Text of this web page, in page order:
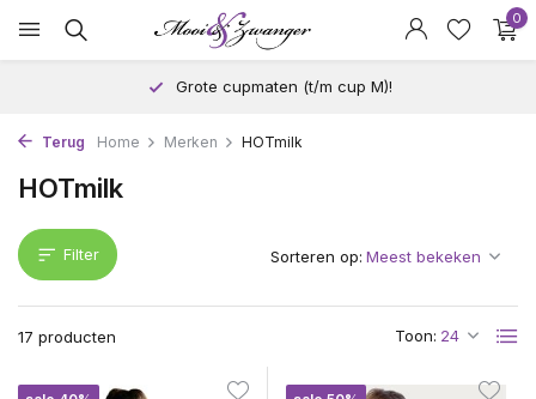
0
Andere maat proberen? Geen probleem!
Terug Home Merken HOTmilk
HOTmilk
Filter
17 producten Toon:
Sorteren op: